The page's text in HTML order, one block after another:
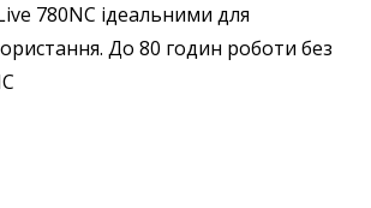
780NC ідеальними для
До 80 годин роботи без